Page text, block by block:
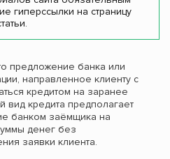
гиперссылки на страницу
предложение банка или
направленное клиенту с
кредитом на заранее
вид кредита предполагает
банком заёмщика на
денег без
заявки клиента.